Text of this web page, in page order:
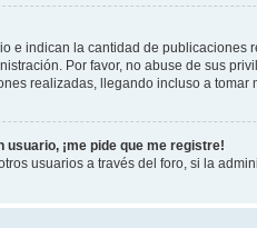
e indican la cantidad de
Por favor, no abuse de sus
realizadas, llegando incluso a tomar
¡me pide que me registre!
usuarios a través del foro, si la